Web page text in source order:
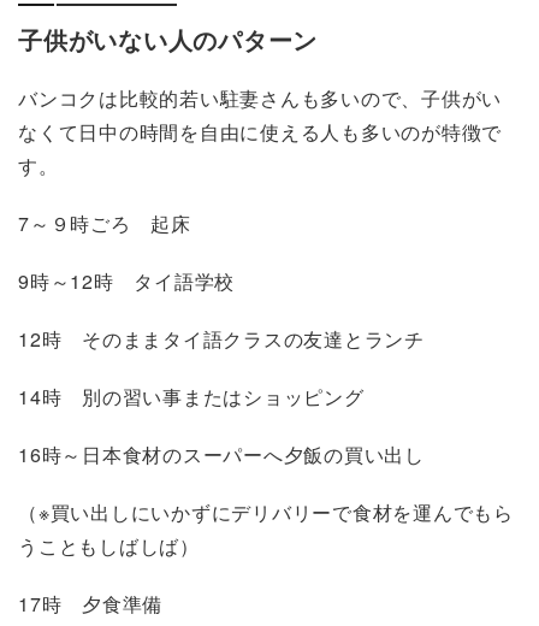
子供がいない人のパターン
バンコクは比較的若い駐妻さんも多いので、子供がい
なくて日中の時間を自由に使える人も多いのが特徴で
す。
7～９時ごろ 起床
9時～12時 タイ語学校
12時 そのままタイ語クラスの友達とランチ
14時 別の習い事またはショッピング
16時～日本食材のスーパーへ夕飯の買い出し
（※買い出しにいかずにデリバリーで食材を運んでもら
うこともしばしば）
17時 夕食準備